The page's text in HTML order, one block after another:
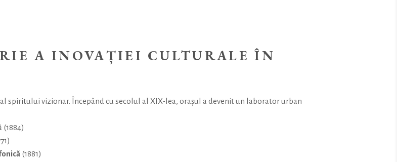
A INOVAȚIEI CULTURALE ÎN
spiritului vizionar. Începând cu secolul al XIX-lea, orașul a devenit un laborator urban
(1881)